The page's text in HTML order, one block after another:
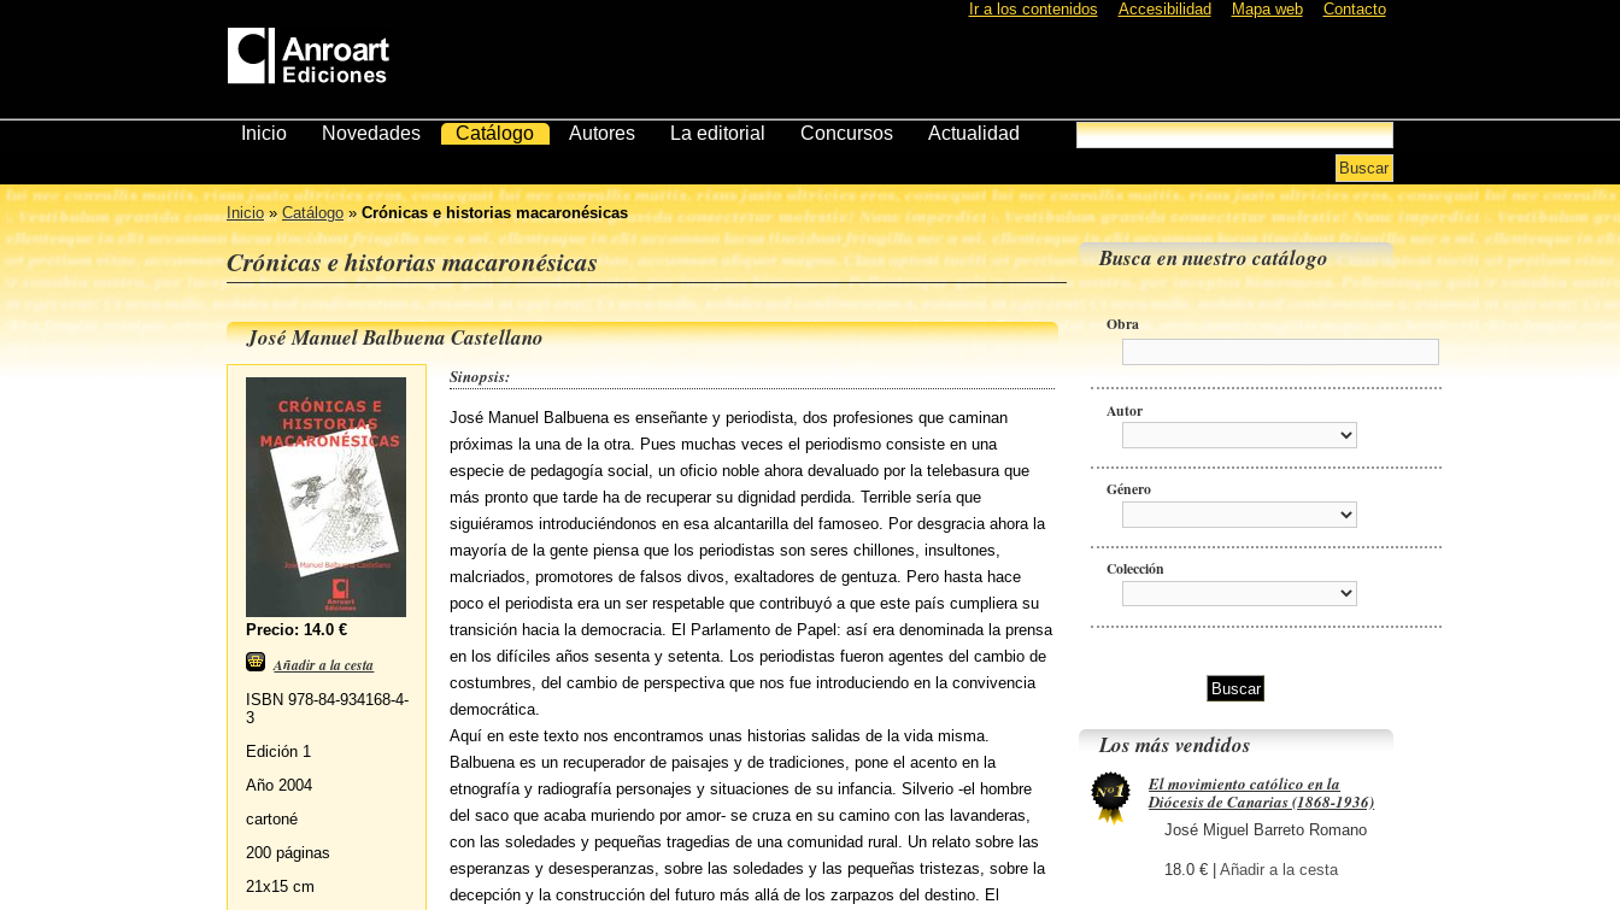
Ir a los contenidos Accesibilidad Mapa web Contacto
Inicio Novedades Catálogo Autores La editorial Concursos Actualidad
Inicio»Catálogo»Crónicas e historias macaronésicas
Crónicas e historias macaronésicas
José Manuel Balbuena Castellano
Precio: 14.0 €
Añadir a la cesta
ISBN 978-84-934168-4-
3
Edición 1
Año 2004
cartoné
200 páginas
21x15 cm
Sinopsis:
José Manuel Balbuena es enseñante y periodista, dos profesiones que caminan
próximas la una de la otra. Pues muchas veces el periodismo consiste en una
especie de pedagogía social, un oficio noble ahora devaluado por la telebasura que
más pronto que tarde ha de recuperar su dignidad perdida. Terrible sería que
siguiéramos introduciéndonos en esa alcantarilla del famoseo. Por desgracia ahora la
mayoría de la gente piensa que los periodistas son seres chillones, insultones,
malcriados, promotores de falsos divos, exaltadores de gentuza. Pero hasta hace
poco el periodista era un ser respetable que contribuyó a que este país cumpliera su
transición hacia la democracia. El Parlamento de Papel: así era denominada la prensa
en los difíciles años sesenta y setenta. Los periodistas fueron agentes del cambio de
costumbres, del cambio de perspectiva que nos fue introduciendo en la convivencia
democrática.
Aquí en este texto nos encontramos unas historias salidas de la vida misma.
Balbuena es un recuperador de paisajes y de tradiciones, pone el acento en la
etnografía y radiografía personajes y situaciones de su infancia. Silverio -el hombre
del saco que acaba muriendo por amor- se cruza en su camino con las lavanderas,
con las soledades y pequeñas tragedias de una comunidad rural. Un relato sobre las
esperanzas y desesperanzas, sobre las soledades y las pequeñas tristezas, sobre la
decepción y la construcción del futuro más allá de los zarpazos del destino. El
Busca en nuestro catálogo
Obra
Autor
Género
Colección
Los más vendidos
El movimiento católico en la
Diócesis de Canarias (1868-1936)
José Miguel Barreto Romano
18.0 € |Añadir a la cesta